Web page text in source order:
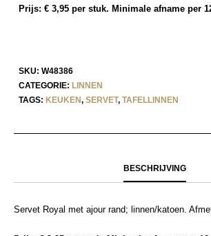
Prijs: € 3,95 per stuk. Minimale afname per
SKU: W48386
CATEGORIE: LINNEN
TAGS: KEUKEN, SERVET, TAFELLINNEN
BESCHRIJVING
Servet Royal met ajour rand; linnen/katoen.